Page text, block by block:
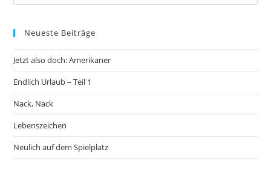
Neueste Beiträge
Jetzt also doch: Amerikaner
Endlich Urlaub – Teil 1
Nack, Nack
Lebenszeichen
Neulich auf dem Spielplatz